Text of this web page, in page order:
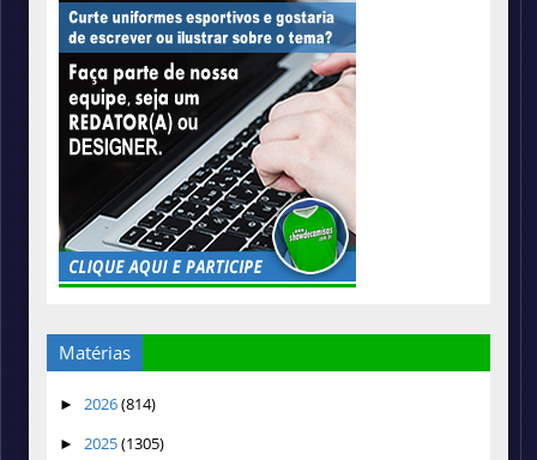
Matérias
► 2026(814)
► 2025(1305)